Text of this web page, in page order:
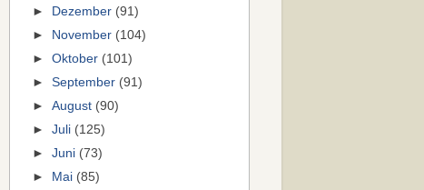
► Dezember (91)
► November (104)
►Oktober (101)
►September (91)
►August (90)
►Juli (125)
►Juni (73)
►
Mai (85)